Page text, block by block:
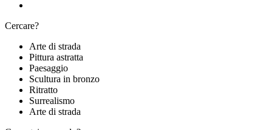
Cercare?
Arte di strada
Pittura astratta
Paesaggio
Scultura in bronzo
Ritratto
Surrealismo
Arte di strada